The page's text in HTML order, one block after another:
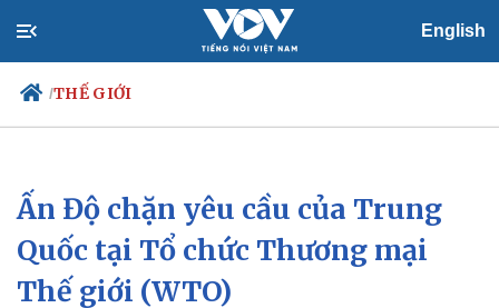
English
/THẾ GIỚI
Chính trị
Đảng
Tổ chức nhân sự
Quốc hội
Xã hội
Tin 24h
Dự báo thời tiết
Ấn Độ chặn yêu cầu của Trung
Quốc tại Tổ chức Thương mại
Thế giới (WTO)